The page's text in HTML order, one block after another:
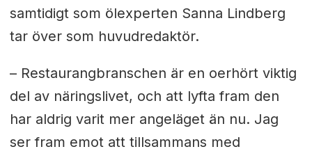
samtidigt som ölexperten Sanna Lindberg
tar över som huvudredaktör.
– Restaurangbranschen är en oerhört viktig
del av näringslivet, och att lyfta fram den
har aldrig varit mer angeläget än nu. Jag
ser fram emot att tillsammans med